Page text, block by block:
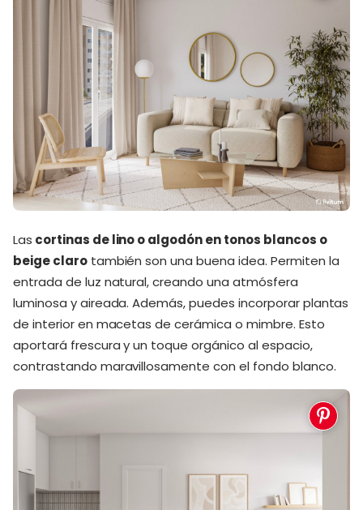
Las cortinas de lino o algodón en tonos blancos o
beige clarotambién son una buena idea. Permiten la
entrada de luz natural, creando una atmósfera
luminosa y aireada. Además, puedes incorporar plantas
de interior en macetas de cerámica o mimbre. Esto
aportará frescura y un toque orgánico al espacio,
contrastando maravillosamente con el fondo blanco.